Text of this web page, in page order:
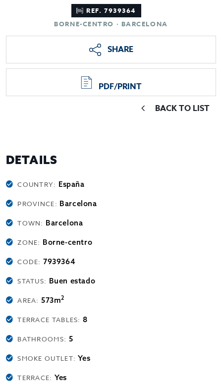
REF. 7939364
BORNE-CENTRO · BARCELONA
SHARE
PDF/PRINT
BACK TO LIST
DETAILS
COUNTRY: España
PROVINCE: Barcelona
TOWN: Barcelona
ZONE: Borne-centro
CODE:7939364
STATUS: Buen estado
AREA:573m2
TERRACE TABLES:8
BATHROOMS: 5
SMOKE OUTLET:Yes
TERRACE: Yes